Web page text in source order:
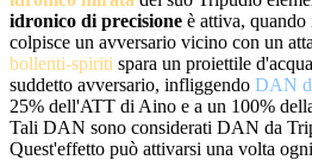
idronico di precisione è attiva,
colpisce un avversario vicino con un
bollenti-spiriti spara un proiettile
suddetto avversario, infliggendo DAN
25% dell'ATT di Aino e a un 100%
Tali DAN sono considerati DAN da
Quest'effetto può attivarsi una volta